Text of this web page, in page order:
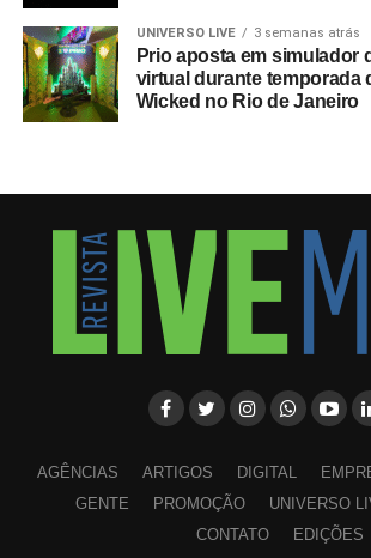
UNIVERSO LIVE 3 semanas atrás
Prio aposta em simulador
virtual durante temporada
Wicked no Rio de Janeiro
AGÊNCIAS ARTIGOS DIGITAL
GENTE
PROMOÇÃO UNIVERSO
CONTATO
EDIÇÕES